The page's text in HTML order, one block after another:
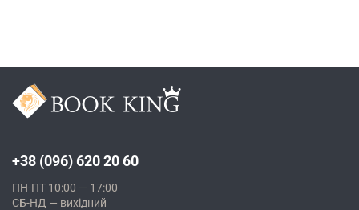
+38 (096) 620 20 60
ПН-ПТ 10:00 — 17:00
СБ-НД — вихідний